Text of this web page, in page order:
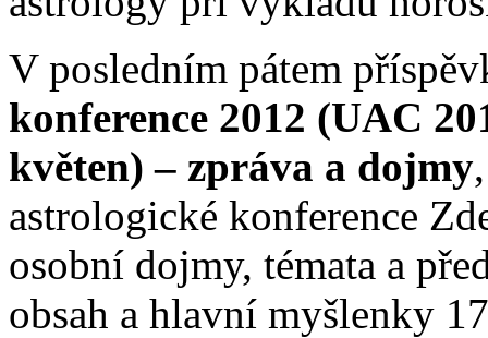
V posledním pátem
konference 2012 (UAC
květen) – zpráva a dojmy
astrologické konference
osobní dojmy, témata a
obsah a hlavní myšlenky